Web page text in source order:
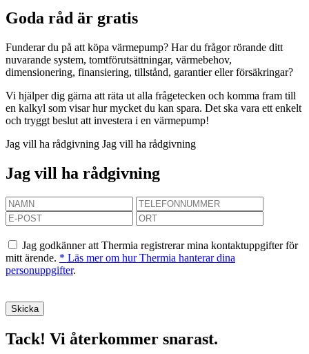
Goda råd är gratis
Funderar du på att köpa värmepump? Har du frågor rörande ditt
nuvarande system, tomtförutsättningar, värmebehov,
dimensionering, finansiering, tillstånd, garantier eller försäkringar?
Vi hjälper dig gärna att räta ut alla frågetecken och komma fram till
en kalkyl som visar hur mycket du kan spara. Det ska vara ett enkelt
och tryggt beslut att investera i en värmepump!
Jag vill ha rådgivning Jag vill ha rådgivning
Jag vill ha rådgivning
Jag godkänner att Thermia registrerar mina kontaktuppgifter för
mitt ärende. * Läs mer om hur Thermia hanterar dina
personuppgifter.
Tack! Vi återkommer snarast.